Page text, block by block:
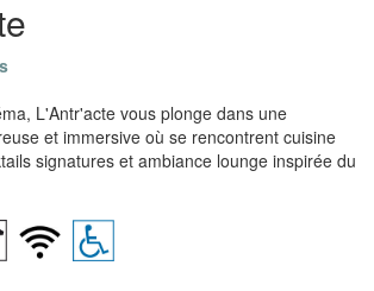
L'Antr'acte vous plonge dans une
et immersive où se rencontrent cuisine
signatures et ambiance lounge inspirée du